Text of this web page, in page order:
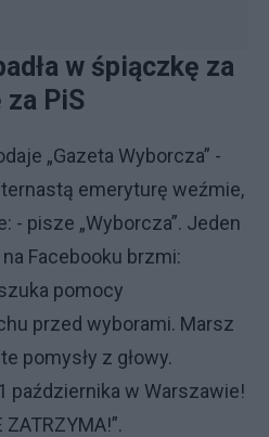
w śpiączkę za
za PiS
„Gazeta Wyborcza” -
emeryturę weźmie,
- pisze „Wyborcza”. Jeden
Facebooku brzmi:
pomocy
przed wyborami. Marsz
pomysły z głowy.
października w Warszawie!